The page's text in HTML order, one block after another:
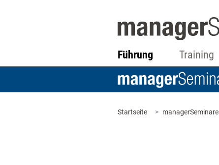
Führung Training
Startseite managerSeminare